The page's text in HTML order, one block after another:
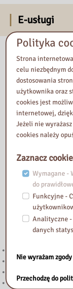
E-usługi
Nasza
Przeczytaj
Budżet obywatelski.
Zmiana godzin
Nie tylko o
Polityka
Strona
celu niezbędnym
dostosowania
użytkownika oraz
cookies jest
internetowej,
Jeżeli nie
cookies należy
Zaznacz
Wymagane -
do
Funkcyjne -
Analityczne -
danych
Nie wyrażam zgody
Przechodzę do